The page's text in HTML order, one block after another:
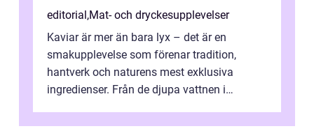
editorial,Mat- och dryckesupplevelser
Kaviar är mer än bara lyx – det är en
smakupplevelse som förenar tradition,
hantverk och naturens mest exklusiva
ingredienser. Från de djupa vattnen i